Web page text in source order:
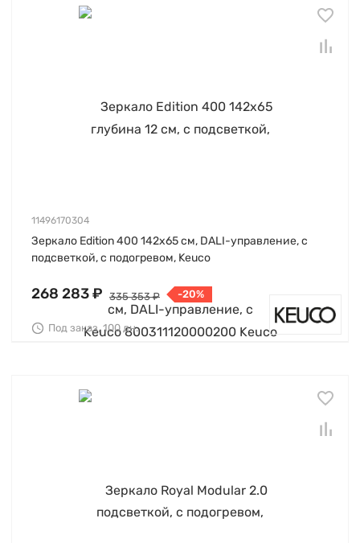
11496170304
Зеркало Edition 400 142х65 см, DALI-управление, с
подсветкой, с подогревом, Keuco
268 283 ₽ 335 353 ₽ -20%
Под заказ, 100 дн.